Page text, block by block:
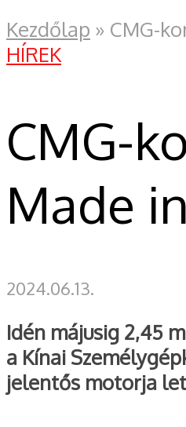
Kezdőlap » CMG-
HÍREK
CMG-
Made
2024.06.13.
Idén májusig 2,45
a Kínai
jelentős motorja